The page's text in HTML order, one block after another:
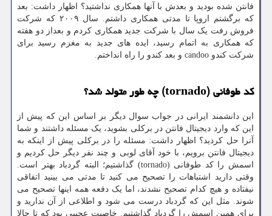
فانتن شده بودید و بعدش با آنها همکاری نداشتید؟ اظهار داشت: بعد
که برگشتم اروپا تا مدتی همکاری داشتم. سال ۲۰۰۹ که شرکت
فروش رفت یک سال با شرکت جدید همکاری کردم و بعداز دو هفته
که همکاری به اتمام رسید، ایده های جدید به مغزم رسید برای
شرکت کندو candoo و بعد کندو را راه انداختم.
کد طوفانی (tornado) چه طور متولد شد؟
این دانشمند ایرانی در جواب سوال دیگر بر اساس این که پیش از
این که وارد دیجیتال فانتن در برکلی بشوید، یک مسئله داشتند و شما
آنرا حل کردید؟ اظهار داشت: مسئله را در برکلی پیش از اینکه به
دیجیتال فانتن برویم، با خود آقای لوبی و چند نفر دیگر حل کردیم و
اسمش را کد طوفانی (tornado) گذاشتیم؛ البته گردباد بهتر است.
وقتی دارید اشتباهات را تصحیح می کنید تا مدتی می بینید اتفاقی
نیفتاده و هیچ کدام تصحیح نشدند، اما یک دفعه همه اینها تصحیح می
شوند. مثل این که گردباد درست می شود و اطلاعی از آن ندارید و
برای همین اسمش را گردباد گذاشتیم. خاصیت عجیبی بود که تا حالا